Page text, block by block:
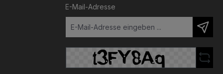
E-Mail-Adresse